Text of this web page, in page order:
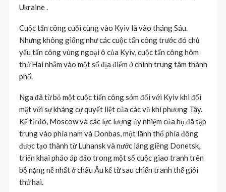
Ukraine .
Cuộc tấn công cuối cùng vào Kyiv là vào tháng Sáu.
Nhưng không giống như các cuộc tấn công trước đó chủ
yếu tấn công vùng ngoại ô của Kyiv, cuộc tấn công hôm
thứ Hai nhắm vào một số địa điểm ở chính trung tâm thành
phố.
Nga đã từ bỏ một cuộc tiến công sớm đối với Kyiv khi đối
mặt với sự kháng cự quyết liệt của các vũ khí phương Tây.
Kể từ đó, Moscow và các lực lượng ủy nhiệm của họ đã tập
trung vào phía nam và Donbas, một lãnh thổ phía đông
được tạo thành từ Luhansk và nước láng giềng Donetsk,
triển khai pháo áp đảo trong một số cuộc giao tranh trên
bộ nặng nề nhất ở châu Âu kể từ sau chiến tranh thế giới
thứ hai.